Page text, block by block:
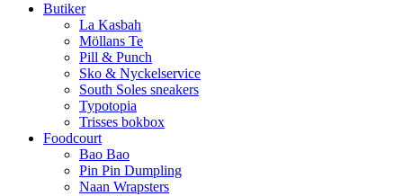
Butiker
La Kasbah
Möllans Te
Pill & Punch
Sko & Nyckelservice
South Soles sneakers
Typotopia
Trisses bokbox
Foodcourt
Bao Bao
Pin Pin Dumpling
Naan Wrapsters